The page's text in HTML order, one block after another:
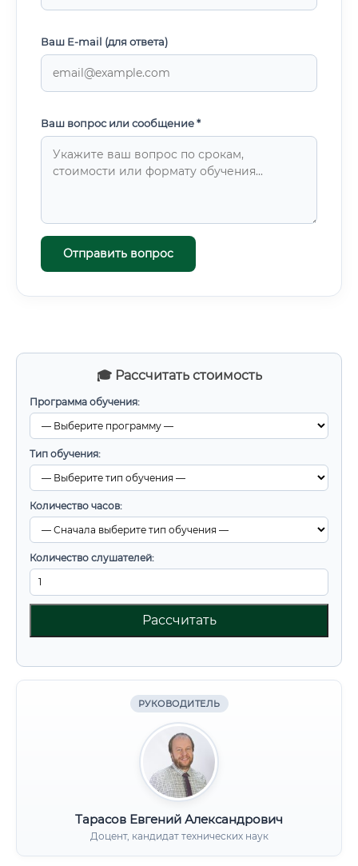
🎓 Рассчитать стоимость
Программа обучения:
Тип обучения:
Количество часов:
Количество слушателей:
Рассчитать
РУКОВОДИТЕЛЬ
Тарасов Евгений Александрович
Доцент, кандидат технических наук
Ваш E-mail (для ответа)
Ваш вопрос или сообщение *
Отправить вопрос